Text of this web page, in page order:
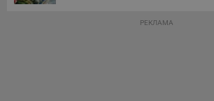
РЕКЛАМАCorporation